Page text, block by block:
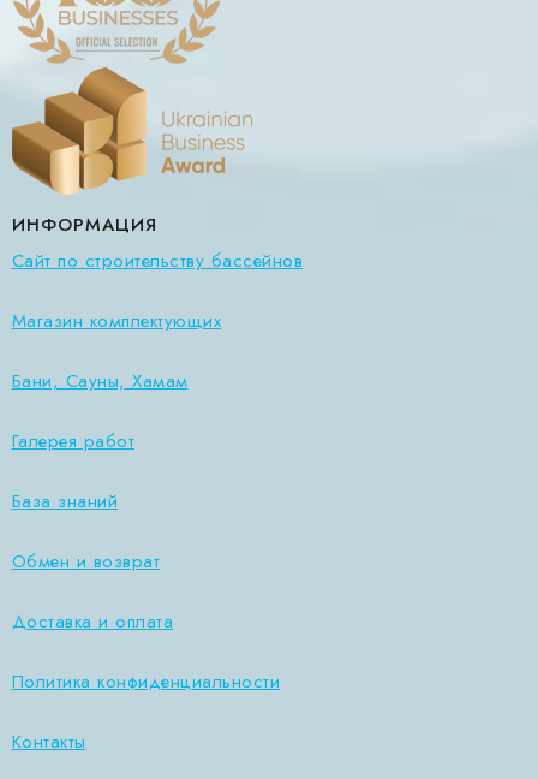
ИНФОРМАЦИЯ
Сайт по строительству бассейнов
Магазин комплектующих
Бани, Сауны, Хамам
Галерея работ
База знаний
Обмен и возврат
Доставка и оплата
Политика конфиденциальности
Контакты